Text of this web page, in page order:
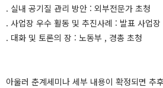
. 실내 공기질 관리 방안 : 외부전문가 초청
. 사업장 우수 활동 및 추진사례 : 발표 사업장
. 대화 및 토론의 장 : 노동부 , 경총 초청
아울러 춘계세미나 세부 내용이 확정되면 추